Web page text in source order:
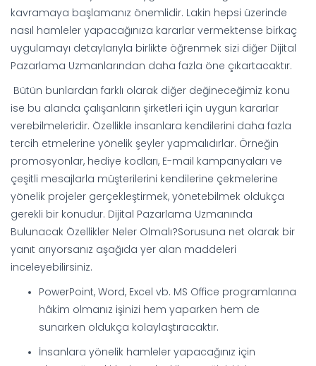
kavramaya başlamanız önemlidir. Lakin hepsi üzerinde
nasıl hamleler yapacağınıza kararlar vermektense birkaç
uygulamayı detaylarıyla birlikte öğrenmek sizi diğer Dijital
Pazarlama Uzmanlarından daha fazla öne çıkartacaktır.
Bütün bunlardan farklı olarak diğer değineceğimiz konu
ise bu alanda çalışanların şirketleri için uygun kararlar
verebilmeleridir. Özellikle insanlara kendilerini daha fazla
tercih etmelerine yönelik şeyler yapmalıdırlar. Örneğin
promosyonlar, hediye kodları, E-mail kampanyaları ve
çeşitli mesajlarla müşterilerini kendilerine çekmelerine
yönelik projeler gerçekleştirmek, yönetebilmek oldukça
gerekli bir konudur. Dijital Pazarlama Uzmanında
Bulunacak Özellikler Neler Olmalı?Sorusuna net olarak bir
yanıt arıyorsanız aşağıda yer alan maddeleri
inceleyebilirsiniz.
PowerPoint, Word, Excel vb. MS Office programlarına
hâkim olmanız işinizi hem yaparken hem de
sunarken oldukça kolaylaştıracaktır.
İnsanlara yönelik hamleler yapacağınız için